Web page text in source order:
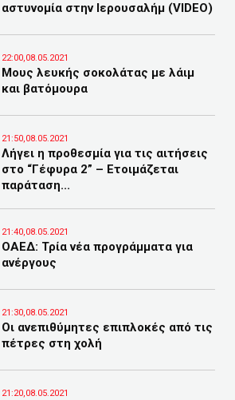
αστυνομία στην Ιερουσαλήμ (VIDEO)
22:00,08.05.2021
Μους λευκής σοκολάτας με λάιμ
και βατόμουρα
21:50,08.05.2021
Λήγει η προθεσμία για τις αιτήσεις
στο “Γέφυρα 2” – Ετοιμάζεται
παράταση...
21:40,08.05.2021
ΟΑΕΔ: Τρία νέα προγράμματα για
ανέργους
21:30,08.05.2021
Οι ανεπιθύμητες επιπλοκές από τις
πέτρες στη χολή
21:20,08.05.2021